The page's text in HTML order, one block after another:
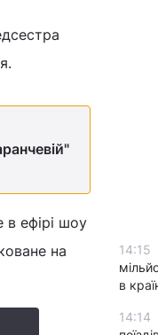
ефірі шоу
на
14:15
в
14:14